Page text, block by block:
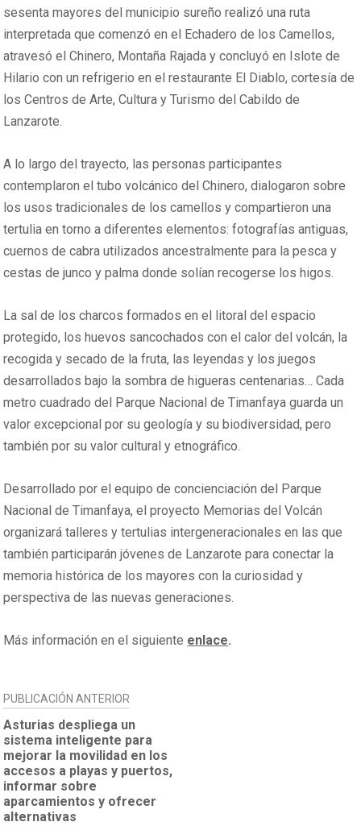
sesenta mayores del municipio sureño realizó una ruta
interpretada que comenzó en el Echadero de los Camellos,
atravesó el Chinero, Montaña Rajada y concluyó en Islote de
Hilario con un refrigerio en el restaurante El Diablo, cortesía de
los Centros de Arte, Cultura y Turismo del Cabildo de
Lanzarote.
A lo largo del trayecto, las personas participantes
contemplaron el tubo volcánico del Chinero, dialogaron sobre
los usos tradicionales de los camellos y compartieron una
tertulia en torno a diferentes elementos: fotografías antiguas,
cuernos de cabra utilizados ancestralmente para la pesca y
cestas de junco y palma donde solían recogerse los higos.
La sal de los charcos formados en el litoral del espacio
protegido, los huevos sancochados con el calor del volcán, la
recogida y secado de la fruta, las leyendas y los juegos
desarrollados bajo la sombra de higueras centenarias… Cada
metro cuadrado del Parque Nacional de Timanfaya guarda un
valor excepcional por su geología y su biodiversidad, pero
también por su valor cultural y etnográfico.
Desarrollado por el equipo de concienciación del Parque
Nacional de Timanfaya, el proyecto Memorias del Volcán
organizará talleres y tertulias intergeneracionales en las que
también participarán jóvenes de Lanzarote para conectar la
memoria histórica de los mayores con la curiosidad y
perspectiva de las nuevas generaciones.
Más información en el siguiente enlace.
NAVEGACIÓN
DE
ENTRADAS
PUBLICACIÓN ANTERIOR
Asturias despliega un
sistema inteligente para
mejorar la movilidad en los
accesos a playas y puertos,
informar sobre
aparcamientos y ofrecer
alternativas